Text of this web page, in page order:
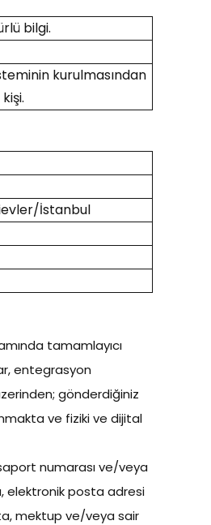
bilgi.
kurulmasından
İstanbul
tamamlayıcı
entegrasyon
gönderdiğiniz
ve fiziki ve dijital
numarası ve/veya
elektronik posta adresi
mektup ve/veya sair